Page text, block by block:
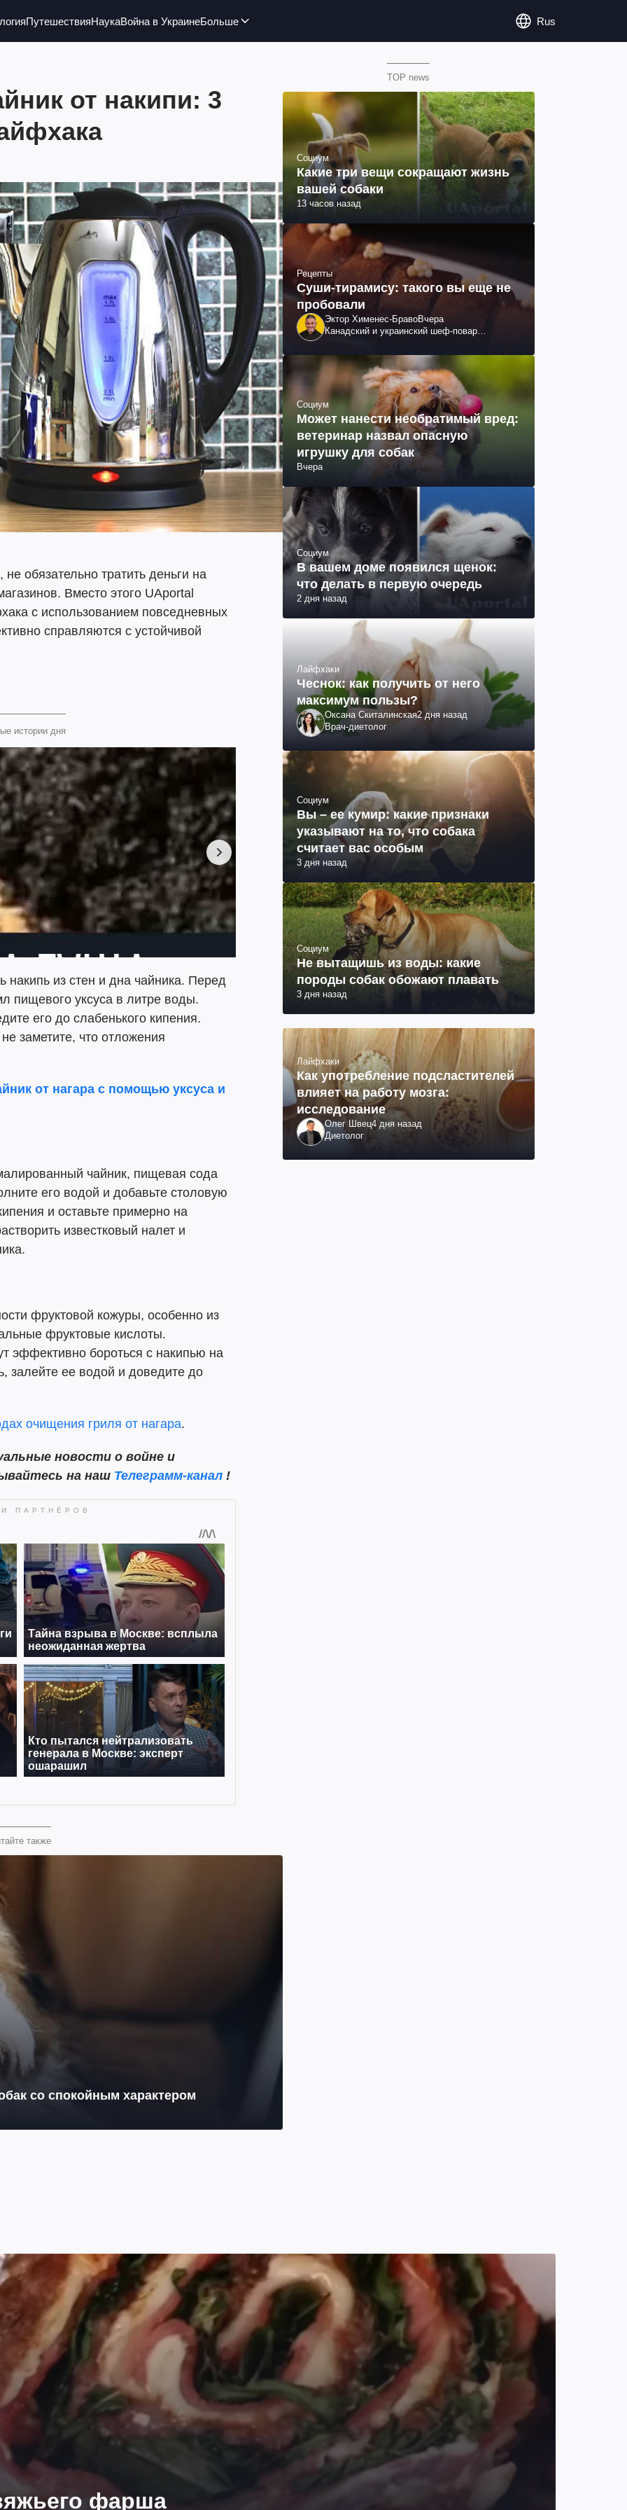
ПутешествияНаукаВойна в УкраинеБольше Rus
от накипи: 3
обязательно тратить деньги на
Вместо этого UAportal
с использованием повседневных
справляются с устойчивой
истории дня
накипь из стен и дна чайника. Перед
пищевого уксуса в литре воды.
его до слабенького кипения.
заметите, что отложения
от нагара с помощью уксуса и
чайник, пищевая сода
его водой и добавьте столовую
и оставьте примерно на
известковый налет и
фруктовой кожуры, особенно из
фруктовые кислоты.
эффективно бороться с накипью на
залейте ее водой и доведите до
очищения гриля от нагара.
новости о войне и
на наш Телеграмм-канал !
также
со спокойным характером
TOP news
Социум
Какие три вещи сокращают жизнь
вашей собаки
13 часов назад
Рецепты
Суши-тирамису: такого вы еще не
пробовали
Эктор Хименес-БравоВчера
Канадский и украинский шеф-повар
телеведущий
Социум
Может нанести необратимый вред:
ветеринар назвал опасную
игрушку для собак
Вчера
Социум
В вашем доме появился щенок:
что делать в первую очередь
2 дня назад
Лайфхаки
Чеснок: как получить от него
максимум пользы?
Оксана Скиталинская2 дня назад
Врач-диетолог
Социум
Вы – ее кумир: какие признаки
указывают на то, что собака
считает вас особым
3 дня назад
Социум
Не вытащишь из воды: какие
породы собак обожают плавать
3 дня назад
Лайфхаки
Как употребление подсластителей
влияет на работу мозга:
исследование
Олег Швец4 дня назад
Диетолог
фарша